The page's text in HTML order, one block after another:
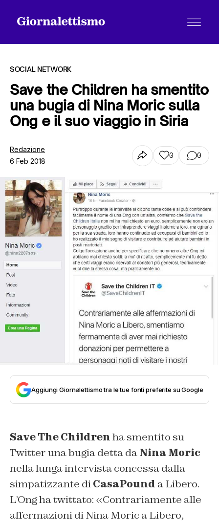
Tutti gli articoli
Chi siamo
Contatti
SOCIAL NETWORK
Save the Children ha smentito
una bugia di Nina Moric sulla
Ong e il suo viaggio in Siria
Redazione
6 Feb 2018
0 0
Aggiungi Giornalettismo tra le tue fonti preferite su Google
Save The Childrenha smentito su
Twitter una bugia detta daNina Moric
nella lunga intervista concessa dalla
simpatizzante diCasaPound a Libero.
L’Ong ha twittato: «Contrariamente alle
affermazioni di Nina Moric a Libero,